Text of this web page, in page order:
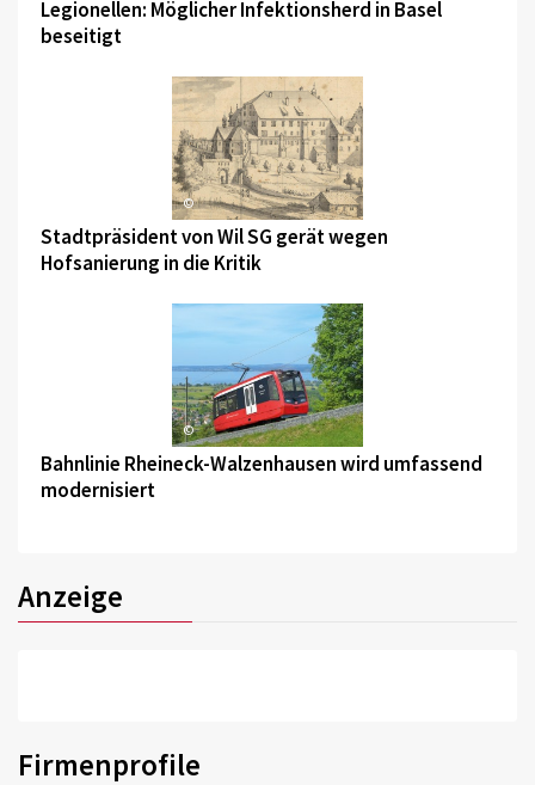
Legionellen: Möglicher Infektionsherd in Basel
beseitigt
©
Stadtpräsident von Wil SG gerät wegen
Hofsanierung in die Kritik
©
Bahnlinie Rheineck-Walzenhausen wird umfassend
modernisiert
Anzeige
Firmenprofile